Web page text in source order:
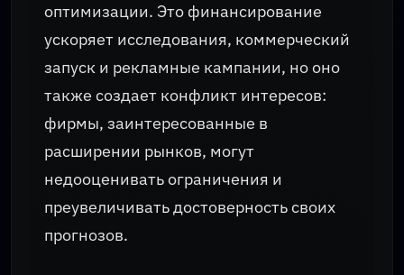
оптимизации. Это финансирование
ускоряет исследования, коммерческий
запуск и рекламные кампании, но оно
также создает конфликт интересов:
фирмы, заинтересованные в
расширении рынков, могут
недооценивать ограничения и
преувеличивать достоверность своих
прогнозов.